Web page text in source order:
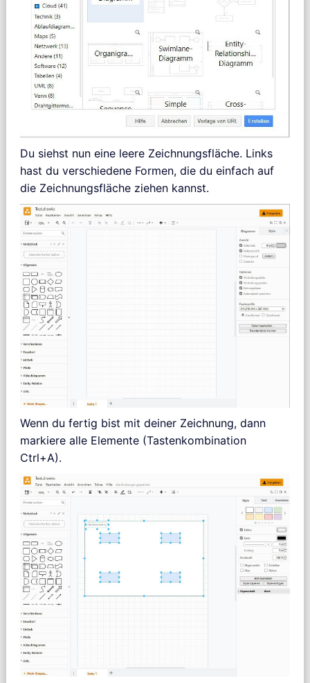
Du siehst nun eine leere Zeichnungsfläche. Links
hast du verschiedene Formen, die du einfach auf
die Zeichnungsfläche ziehen kannst.
Wenn du fertig bist mit deiner Zeichnung, dann
markiere alle Elemente (Tastenkombination
Ctrl+A).